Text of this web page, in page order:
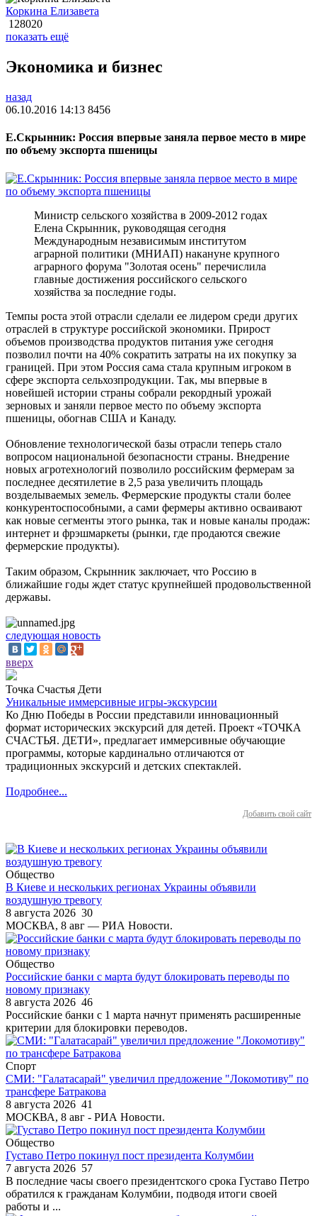
Коркина Елизавета
128020
показать ещё
Экономика и бизнес
назад
06.10.2016 14:13 8456
Е.Скрынник: Россия впервые заняла первое место в мире
по объему экспорта пшеницы
Министр сельского хозяйства в 2009-2012 годах
Елена Скрынник, руководящая сегодня
Международным независимым институтом
аграрной политики (МНИАП) накануне крупного
аграрного форума "Золотая осень" перечислила
главные достижения российского сельского
хозяйства за последние годы.
Темпы роста этой отрасли сделали ее лидером среди других
отраслей в структуре российской экономики. Прирост
объемов производства продуктов питания уже сегодня
позволил почти на 40% сократить затраты на их покупку за
границей. При этом Россия сама стала крупным игроком в
сфере экспорта сельхозпродукции. Так, мы впервые в
новейшей истории страны собрали рекордный урожай
зерновых и заняли первое место по объему экспорта
пшеницы, обогнав США и Канаду.
Обновление технологической базы отрасли теперь стало
вопросом национальной безопасности страны. Внедрение
новых агротехнологий позволило российским фермерам за
последнее десятилетие в 2,5 раза увеличить площадь
возделываемых земель. Фермерские продукты стали более
конкурентоспособными, а сами фермеры активно осваивают
как новые сегменты этого рынка, так и новые каналы продаж:
интернет и фрэшмаркеты (рынки, где продаются свежие
фермерские продукты).
Таким образом, Скрынник заключает, что Россию в
ближайшие годы ждет статус крупнейшей продовольственной
державы.
следующая новость
вверх
Точка Счастья Дети
Уникальные иммерсивные игры-экскурсии
Ко Дню Победы в России представили инновационный
формат исторических экскурсий для детей. Проект «ТОЧКА
СЧАСТЬЯ. ДЕТИ», предлагает иммерсивные обучающие
программы, которые кардинально отличаются от
традиционных экскурсий и детских спектаклей.
Подробнее...
Добавить свой сайт
Общество
В Киеве и нескольких регионах Украины объявили
воздушную тревогу
8 августа 2026 30
МОСКВА, 8 авг — РИА Новости.
Общество
Российские банки с марта будут блокировать переводы по
новому признаку
8 августа 2026 46
Российские банки с 1 марта начнут применять расширенные
критерии для блокировки переводов.
Спорт
СМИ: "Галатасарай" увеличил предложение "Локомотиву" по
трансфере Батракова
8 августа 2026 41
МОСКВА, 8 авг - РИА Новости.
Общество
Густаво Петро покинул пост президента Колумбии
7 августа 2026 57
В последние часы своего президентского срока Густаво Петро
обратился к гражданам Колумбии, подводя итоги своей
работы и ...